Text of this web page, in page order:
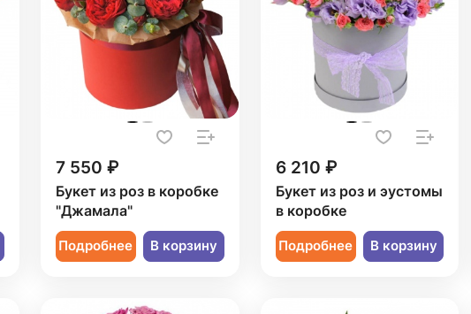
7 550 ₽
Букет из роз в коробке
"Джамала"
Подробнее В корзину
6 210 ₽
Букет из роз и эустомы
в коробке
Подробнее В корзину